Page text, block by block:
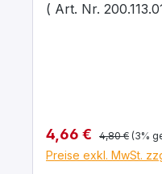
( Art. Nr.
Verkaufspreis:
4,66 € Regulärer
4,80 € (3%
Preise exkl. MwSt.